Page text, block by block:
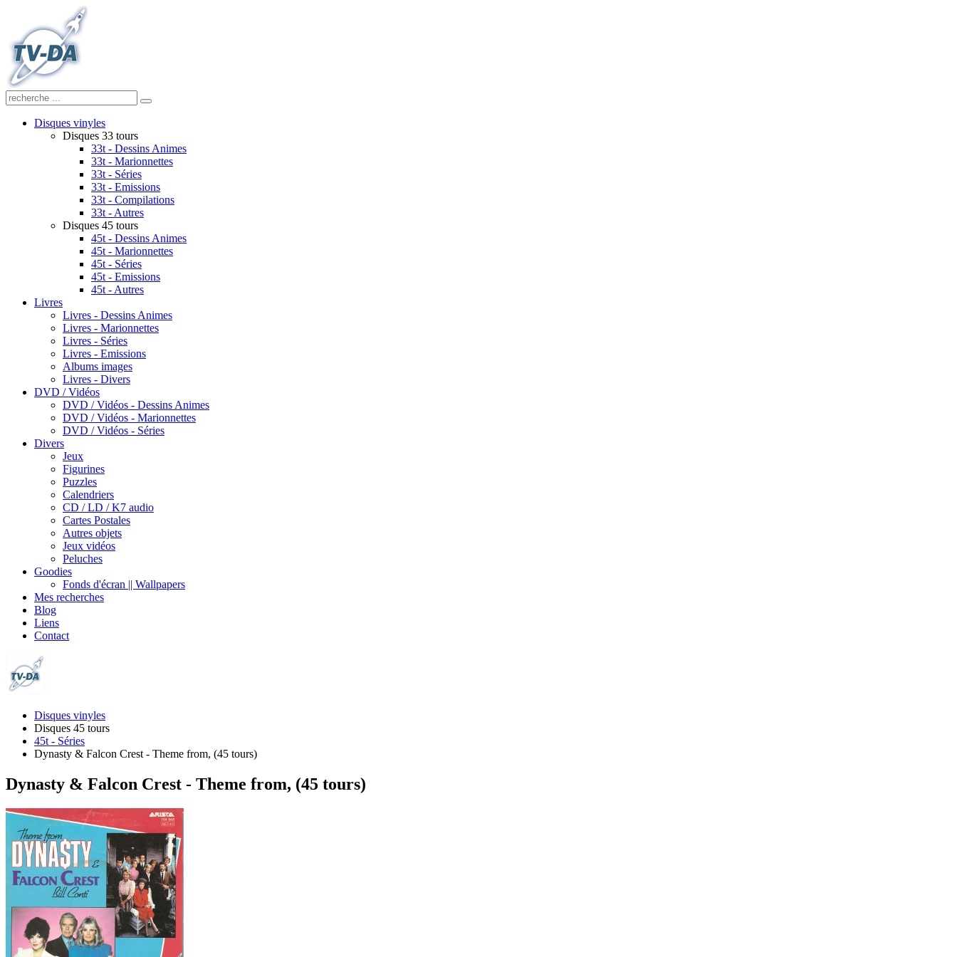
Disques vinyles
Disques 33 tours
33t - Dessins Animes
33t - Marionnettes
33t - Séries
33t - Emissions
33t - Compilations
33t - Autres
Disques 45 tours
45t - Dessins Animes
45t - Marionnettes
45t - Séries
45t - Emissions
45t - Autres
Livres
Livres - Dessins Animes
Livres - Marionnettes
Livres - Séries
Livres - Emissions
Albums images
Livres - Divers
DVD / Vidéos
DVD / Vidéos - Dessins Animes
DVD / Vidéos - Marionnettes
DVD / Vidéos - Séries
Divers
Jeux
Figurines
Puzzles
Calendriers
CD / LD / K7 audio
Cartes Postales
Autres objets
Jeux vidéos
Peluches
Goodies
Fonds d'écran || Wallpapers
Mes recherches
Blog
Liens
Contact
Disques vinyles
Disques 45 tours
45t - Séries
Dynasty & Falcon Crest - Theme from, (45 tours)
Dynasty & Falcon Crest - Theme from, (45 tours)